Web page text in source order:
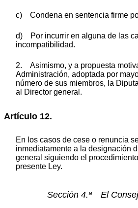
c) Condena en sentencia firme
d) Por incurrir en alguna de las
incompatibilidad.
2. Asimismo, y a propuesta
Administración, adoptada por
número de sus miembros, la
al Director general.
Artículo 12.
En los casos de cese o renuncia
inmediatamente a la designación
general siguiendo el
presente Ley.
Sección 4.ª El